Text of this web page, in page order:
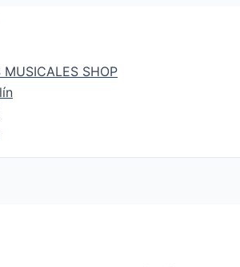
MUSICALES SHOP